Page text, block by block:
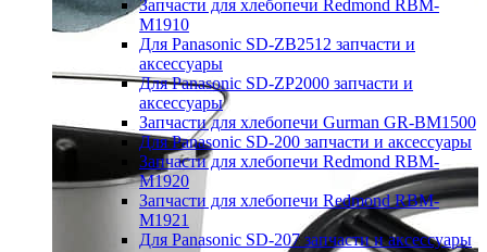
Запчасти для хлебопечи Redmond RBM-
M1910
Для Panasonic SD-ZB2512 запчасти и
аксессуары
Для Panasonic SD-ZP2000 запчасти и
аксессуары
Запчасти для хлебопечи Gurman GR-BM1500
Для Panasonic SD-200 запчасти и аксессуары
Запчасти для хлебопечи Redmond RBM-
M1920
Запчасти для хлебопечи Redmond RBM-
M1921
Для Panasonic SD-207 запчасти и аксессуары